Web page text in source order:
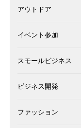
アウトドア
イベント参加
スモールビジネス
ビジネス開発
ファッション